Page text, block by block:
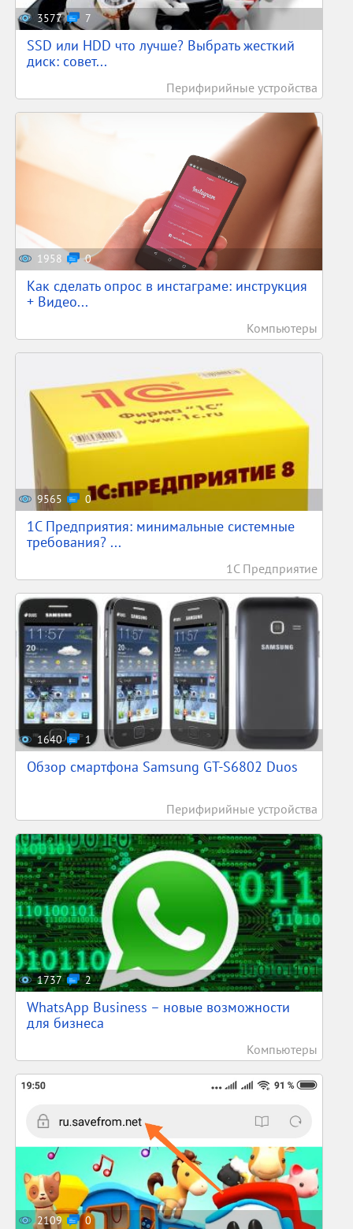
3577 7
SSD или HDD что лучше? Выбрать жесткий
диск: совет...
Перифирийные устройства
1958 0
Как сделать опрос в инстаграме: инструкция
+ Видео...
Компьютеры
9565 0
1С Предприятия: минимальные системные
требования? ...
1С Предприятие
1640 1
Обзор смартфона Samsung GT-S6802 Duos
Перифирийные устройства
1737 2
WhatsApp Business – новые возможности
для бизнеса
Компьютеры
2109 0